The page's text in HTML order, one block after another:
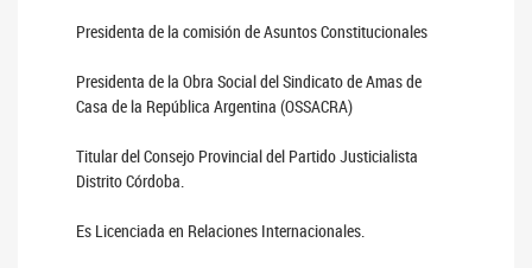
Presidenta de la comisión de Asuntos Constitucionales
Presidenta de la Obra Social del Sindicato de Amas de
Casa de la República Argentina (OSSACRA)
Titular del Consejo Provincial del Partido Justicialista
Distrito Córdoba.
Es Licenciada en Relaciones Internacionales.